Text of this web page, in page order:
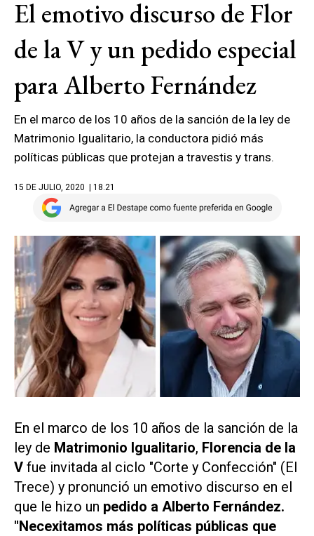
El emotivo discurso de Flor
de la V y un pedido especial
para Alberto Fernández
En el marco de los 10 años de la sanción de la ley de
Matrimonio Igualitario, la conductora pidió más
políticas públicas que protejan a travestis y trans.
15 DE JULIO, 2020 | 18.21
En el marco de los 10 años de la sanción de la
ley de Matrimonio Igualitario, Florencia de la
V fue invitada al ciclo "Corte y Confección" (El
Trece) y pronunció un emotivo discurso en el
que le hizo un pedido a Alberto Fernández.
"Necexitamos más políticas públicas que